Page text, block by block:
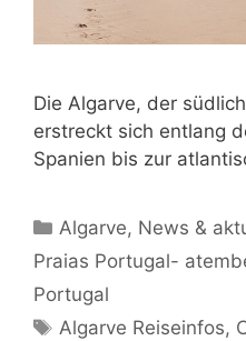
Die Algarve, der
erstreckt sich entlang
Spanien bis zur
Kategorien
Algarve, News &
Praias Portugal-
Portugal
Schlagwörter
Algarve Reiseinfos,